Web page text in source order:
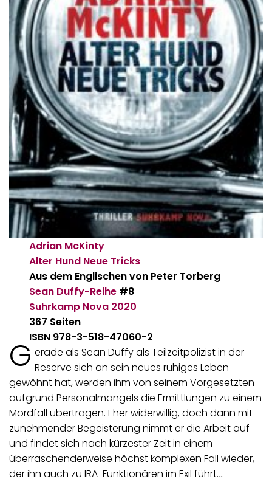
Adrian McKinty
Alter Hund Neue Tricks
Aus dem Englischen von Peter Torberg
Sean Duffy-Reihe #8
Suhrkamp Nova 2020
367 Seiten
ISBN 978-3-518-47060-2
G erade als Sean Duffy als Teilzeitpolizist in der
Reserve sich an sein neues ruhiges Leben
gewöhnt hat, werden ihm von seinem Vorgesetzten
aufgrund Personalmangels die Ermittlungen zu einem
Mordfall übertragen. Eher widerwillig, doch dann mit
zunehmender Begeisterung nimmt er die Arbeit auf
und findet sich nach kürzester Zeit in einem
überraschenderweise höchst komplexen Fall wieder,
der ihn auch zu IRA-Funktionären im Exil führt.…